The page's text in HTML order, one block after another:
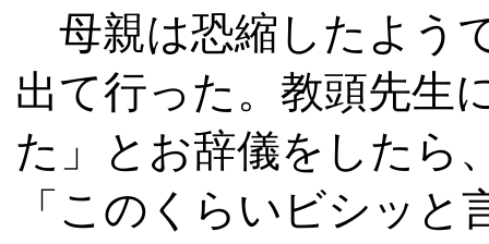
母親は恐縮したよう
出て行った。教頭先生
た」とお辞儀をしたら
「このくらいビシッ